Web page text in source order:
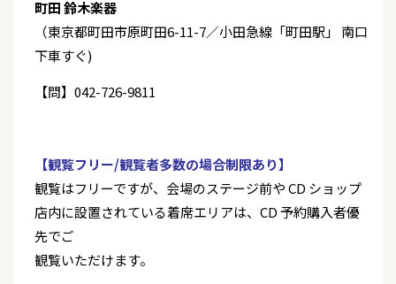
町田 鈴木楽器
（東京都町田市原町田6-11-7／小田急線「町田駅」 南口
下車すぐ)
【問】042-726-9811
【観覧フリー/観覧者多数の場合制限あり】
観覧はフリーですが、会場のステージ前や CD ショップ
店内に設置されている着席エリアは、CD 予約購入者優
先でご
観覧いただけます。